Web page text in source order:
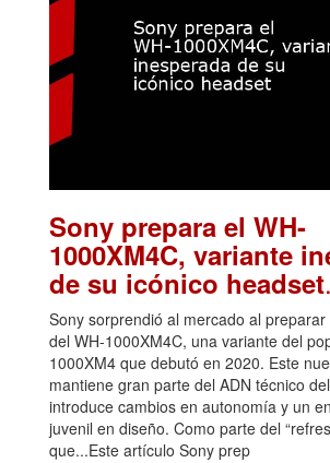
Sony prepara el WH-
1000XM4C, variante
de su icónico headset
Sony sorprendió al mercado al
del WH-1000XM4C, una variante del
1000XM4 que debutó en 2020. Este
mantiene gran parte del ADN técnico
introduce cambios en autonomía y un
juvenil en diseño. Como parte del
que...Este artículo Sony prep